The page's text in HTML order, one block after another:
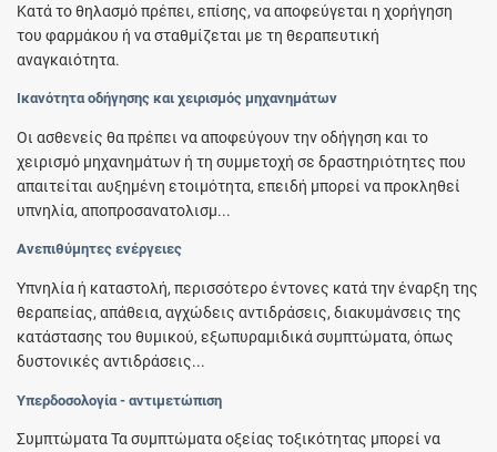
Κατά το θηλασμό πρέπει, επίσης, να αποφεύγεται η χορήγηση
του φαρμάκου ή να σταθμίζεται με τη θεραπευτική
αναγκαιότητα.
Ικανότητα οδήγησης και χειρισμός μηχανημάτων
Οι ασθενείς θα πρέπει να αποφεύγουν την οδήγηση και το
χειρισμό μηχανημάτων ή τη συμμετοχή σε δραστηριότητες που
απαιτείται αυξημένη ετοιμότητα, επειδή μπορεί να προκληθεί
υπνηλία, αποπροσανατολισμ...
Ανεπιθύμητες ενέργειες
Υπνηλία ή καταστολή, περισσότερο έντονες κατά την έναρξη της
θεραπείας, απάθεια, αγχώδεις αντιδράσεις, διακυμάνσεις της
κατάστασης του θυμικού, εξωπυραμιδικά συμπτώματα, όπως
δυστονικές αντιδράσεις...
Υπερδοσολογία - αντιμετώπιση
Συμπτώματα Τα συμπτώματα οξείας τοξικότητας μπορεί να